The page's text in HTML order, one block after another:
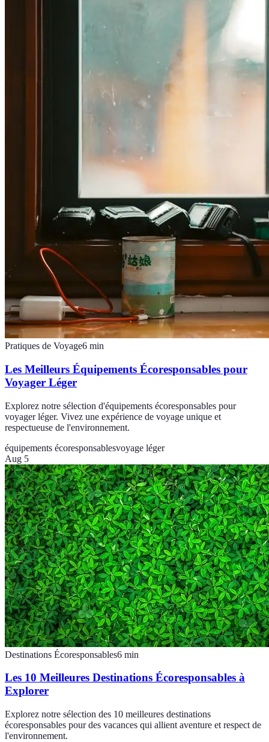
Pratiques de Voyage6 min
Les Meilleurs Équipements Écoresponsables pour
Voyager Léger
Explorez notre sélection d'équipements écoresponsables pour
voyager léger. Vivez une expérience de voyage unique et
respectueuse de l'environnement.
équipements écoresponsablesvoyage léger
Aug 5
Destinations Écoresponsables6 min
Les 10 Meilleures Destinations Écoresponsables à
Explorer
Explorez notre sélection des 10 meilleures destinations
écoresponsables pour des vacances qui allient aventure et respect de
l'environnement.